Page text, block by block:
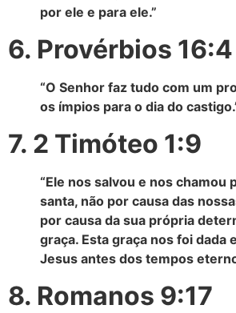
por ele e para ele.”
6. Provérbios 16:4
“O Senhor faz tudo com um
os ímpios para o dia do
7. 2 Timóteo 1:9
“Ele nos salvou e nos chamou
santa, não por causa das
por causa da sua própria
graça. Esta graça nos foi dada
Jesus antes dos tempos
8. Romanos 9:17